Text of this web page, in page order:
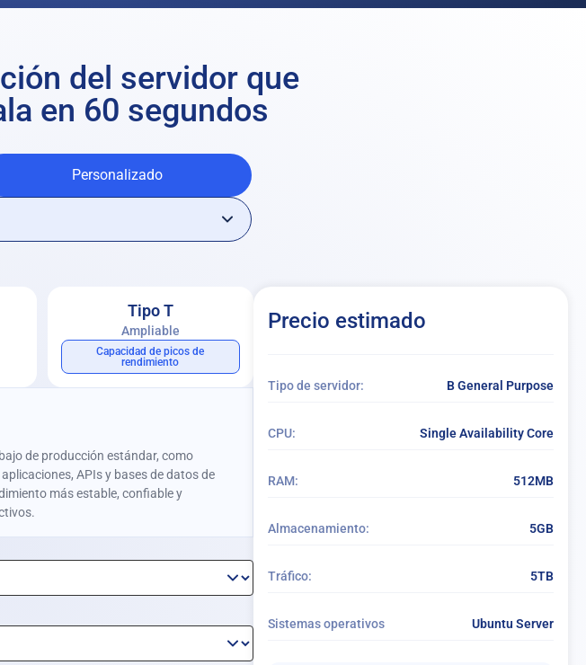
del servidor que
en 60 segundos
Personalizado
Tipo T
Ampliable
Capacidad de picos de
rendimiento
de producción estándar, como
APIs y bases de datos de
más estable, confiable y
Precio estimado
Tipo de servidor: B General Purpose
CPU: Single Availability Core
RAM: 512MB
Almacenamiento: 5GB
Tráfico: 5TB
Sistemas operativos Ubuntu Server